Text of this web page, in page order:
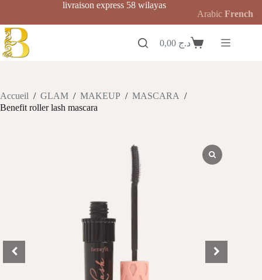
contenu
livraison express 58 wilayas
Panierد.ج
Accueil / GLAM / MAKEUP / MASCARA /
Benefit roller lash mascara
Arabic French